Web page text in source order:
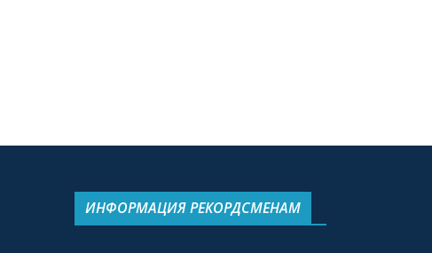
ИНФОРМАЦИЯ РЕКОРДСМЕНАМ